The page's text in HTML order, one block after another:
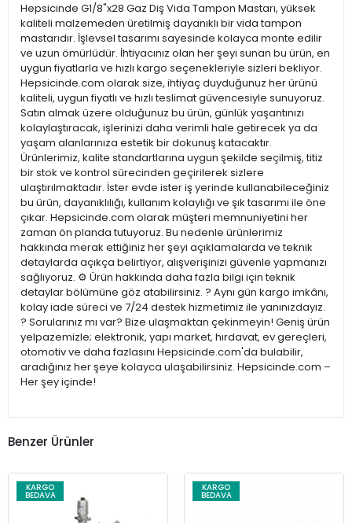
Hepsicinde G1/8"x28 Gaz Diş Vida Tampon Mastarı, yüksek
kaliteli malzemeden üretilmiş dayanıklı bir vida tampon
mastarıdır. İşlevsel tasarımı sayesinde kolayca monte edilir
ve uzun ömürlüdür. İhtiyacınız olan her şeyi sunan bu ürün, en
uygun fiyatlarla ve hızlı kargo seçenekleriyle sizleri bekliyor.
Hepsicinde.com olarak size, ihtiyaç duyduğunuz her ürünü
kaliteli, uygun fiyatlı ve hızlı teslimat güvencesiyle sunuyoruz.
Satın almak üzere olduğunuz bu ürün, günlük yaşantınızı
kolaylaştıracak, işlerinizi daha verimli hale getirecek ya da
yaşam alanlarınıza estetik bir dokunuş katacaktır.
Ürünlerimiz, kalite standartlarına uygun şekilde seçilmiş, titiz
bir stok ve kontrol sürecinden geçirilerek sizlere
ulaştırılmaktadır. İster evde ister iş yerinde kullanabileceğiniz
bu ürün, dayanıklılığı, kullanım kolaylığı ve şık tasarımı ile öne
çıkar. Hepsicinde.com olarak müşteri memnuniyetini her
zaman ön planda tutuyoruz. Bu nedenle ürünlerimiz
hakkında merak ettiğiniz her şeyi açıklamalarda ve teknik
detaylarda açıkça belirtiyor, alışverişinizi güvenle yapmanızı
sağlıyoruz. ⚙️ Ürün hakkında daha fazla bilgi için teknik
detaylar bölümüne göz atabilirsiniz. ? Aynı gün kargo imkânı,
kolay iade süreci ve 7/24 destek hizmetimiz ile yanınızdayız.
? Sorularınız mı var? Bize ulaşmaktan çekinmeyin! Geniş ürün
yelpazemizle; elektronik, yapı market, hırdavat, ev gereçleri,
otomotiv ve daha fazlasını Hepsicinde.com'da bulabilir,
aradığınız her şeye kolayca ulaşabilirsiniz. Hepsicinde.com –
Her şey içinde!
Benzer Ürünler
KARGO
BEDAVA
KARGO
BEDAVA